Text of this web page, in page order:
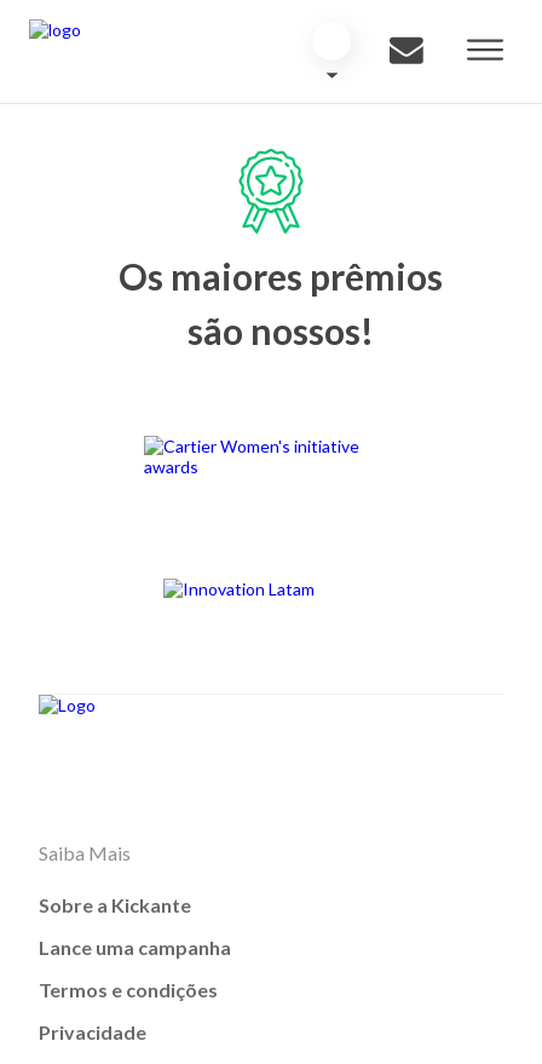
Os maiores prêmios
são nossos!
Saiba Mais
Sobre a Kickante
Lance uma campanha
Termos e condições
Privacidade